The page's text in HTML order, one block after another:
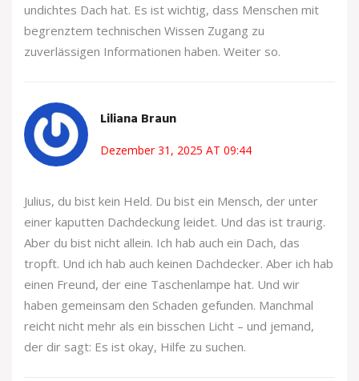
undichtes Dach hat. Es ist wichtig, dass Menschen mit
begrenztem technischen Wissen Zugang zu
zuverlässigen Informationen haben. Weiter so.
Liliana Braun
Dezember 31, 2025 AT 09:44
Julius, du bist kein Held. Du bist ein Mensch, der unter
einer kaputten Dachdeckung leidet. Und das ist traurig.
Aber du bist nicht allein. Ich hab auch ein Dach, das
tropft. Und ich hab auch keinen Dachdecker. Aber ich hab
einen Freund, der eine Taschenlampe hat. Und wir
haben gemeinsam den Schaden gefunden. Manchmal
reicht nicht mehr als ein bisschen Licht – und jemand,
der dir sagt: Es ist okay, Hilfe zu suchen.